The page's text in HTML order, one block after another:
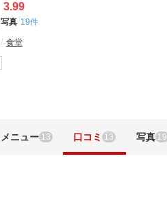
3.99
写真 19件
食堂
メニュー 13 口コミ 13 写真 19